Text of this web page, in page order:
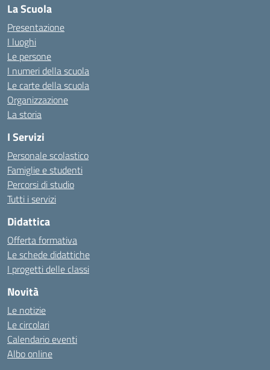
La Scuola
Presentazione
I luoghi
Le persone
I numeri della scuola
Le carte della scuola
Organizzazione
La storia
I Servizi
Personale scolastico
Famiglie e studenti
Percorsi di studio
Tutti i servizi
Didattica
Offerta formativa
Le schede didattiche
I progetti delle classi
Novità
Le notizie
Le circolari
Calendario eventi
Albo online